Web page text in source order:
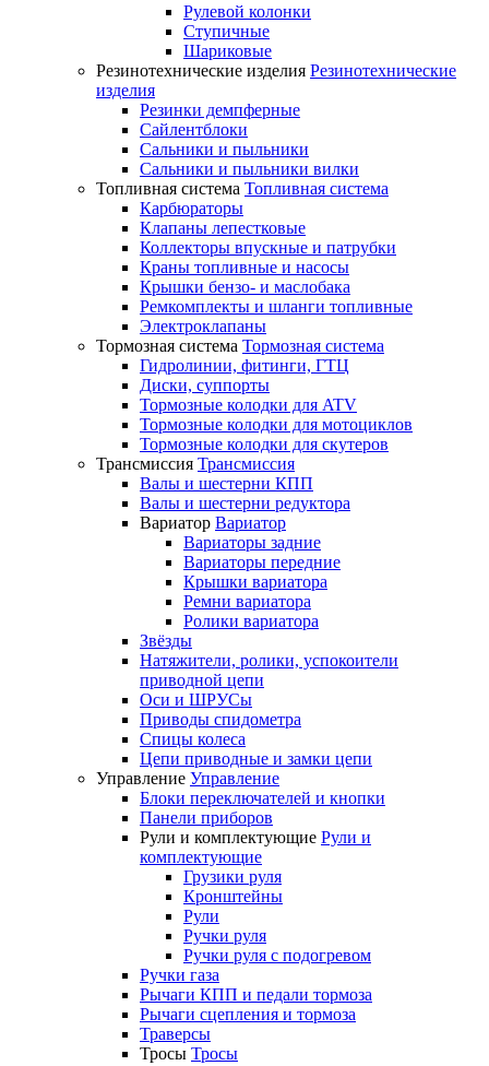
Рулевой колонки
Ступичные
Шариковые
Резинотехнические изделия Резинотехнические
изделия
Резинки демпферные
Сайлентблоки
Сальники и пыльники
Сальники и пыльники вилки
Топливная система Топливная система
Карбюраторы
Клапаны лепестковые
Коллекторы впускные и патрубки
Краны топливные и насосы
Крышки бензо- и маслобака
Ремкомплекты и шланги топливные
Электроклапаны
Тормозная система Тормозная система
Гидролинии, фитинги, ГТЦ
Диски, суппорты
Тормозные колодки для ATV
Тормозные колодки для мотоциклов
Тормозные колодки для скутеров
Трансмиссия Трансмиссия
Валы и шестерни КПП
Валы и шестерни редуктора
Вариатор Вариатор
Вариаторы задние
Вариаторы передние
Крышки вариатора
Ремни вариатора
Ролики вариатора
Звёзды
Натяжители, ролики, успокоители
приводной цепи
Оси и ШРУСы
Приводы спидометра
Спицы колеса
Цепи приводные и замки цепи
Управление Управление
Блоки переключателей и кнопки
Панели приборов
Рули и комплектующие Рули и
комплектующие
Грузики руля
Кронштейны
Рули
Ручки руля
Ручки руля с подогревом
Ручки газа
Рычаги КПП и педали тормоза
Рычаги сцепления и тормоза
Траверсы
Тросы Тросы